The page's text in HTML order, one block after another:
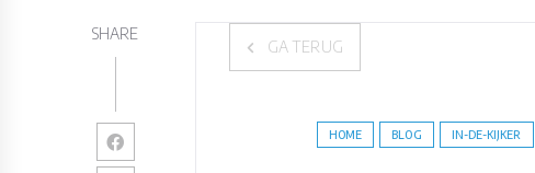
SHARE
GA TERUG
HOME BLOG IN-DE-KIJKER